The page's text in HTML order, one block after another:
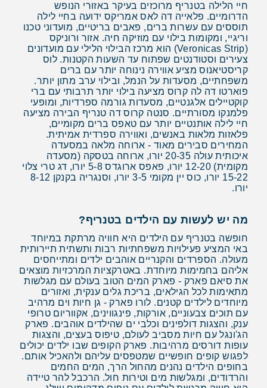
חיי הלילה בטנריף מרוכזים בעיקר באזורי הנופש
הדרומיים. פלאייה דה לאס אמריקס ידועה בחיי לילה
תוססים עם עשרות ברים, פאבים בריטיים, מועדוני טכנו
וריגיי, ומקומות בילוי עם מוזיקה חיה. אזור ורוניקס
(Veronicas Strip) הוא מרכז הבילוי הלילי עם מועדונים
צעירים וסטודנטים שפתוח עד השעות הקטנות. לוס
קריסטיאנוס מציע אווירה נינוחה יותר עם ברים
משפחתיים, מסעדות על הנמל, ובילוי ערב מתון יותר.
פוארטו דה לה קרוס מציעה בילוי יותר תרבותי עם ברי
קוקטיילים אלגנטיים, מסעדות גורמה ספרדיות, ומופעי
פלמנקו מסורתיים. סנטה קרוס דה טנריף הבירה מציעה
חיי לילה אותנטיים יותר עם טאפס ברים מקומיים,
פלאזות מלאות באנשים, ואווירה ספרדית אמיתית.
המחירים סבירים מאוד - ארוחה מלאה במסעדה
איכותית עולה 20-35 יורו, ארוחה בטסקה (מסעדה
מקומית) 12-20 יורו, פאפס ארוגדס 5-8 יורו, דג טרי צלוי
15-22 יורו, כוס יין מקומי 3-5 יורו, וסנגריה בקנקן 8-12
יורו.
מה יש לעשות עם הילדים בטנריף?
חופשה בטנריף עם הילדים היא חוויה מרתקת במיוחד
באי המציע פעילויות משפחתיות רבות ותשתית תיירותית
מעולה. הספרדים והקנריים אוהבים ילדים ומתייחסים
אליהם בחמימות מיוחדת. באטרקציות המרכזיות מוצאים
את סיאם פארק - פארק המים הטוב בעולם עם מגלשות
מתאימות לכל הגילאים, בריכת גלים ענקית, ואזורים
מיוחדים לילדים קטנים. לורו פארק - גן חיות וים מרהיב
עם תוכים צבעוניים, אורקות, פינגווינים, אקווריום טרופי
ענק, והצגות דולפינים וכלבי ים שהילדים אוהבים. פארק
הג'ונגל עם חיות מסביב לעולם, טיפוס בעצים, והצגות
עופות דורסים מרהיבות. פארק הקופים שבו ילדים יכולים
לפגוש קופים חופשיים שמטפסים עליהם ולהאכיל אותם.
בחופים הילדים נהנים מהחול הרך, המים החמים
והרדודים, ומגלשות מים וטירות חול. הרכבל להר טיידה